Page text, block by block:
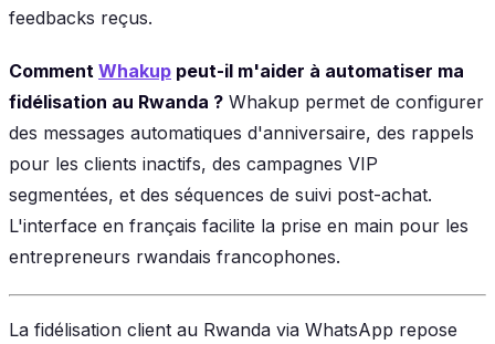
feedbacks reçus.
Comment Whakup peut-il m'aider à automatiser ma
fidélisation au Rwanda ? Whakup permet de configurer
des messages automatiques d'anniversaire, des rappels
pour les clients inactifs, des campagnes VIP
segmentées, et des séquences de suivi post-achat.
L'interface en français facilite la prise en main pour les
entrepreneurs rwandais francophones.
La fidélisation client au Rwanda via WhatsApp repose